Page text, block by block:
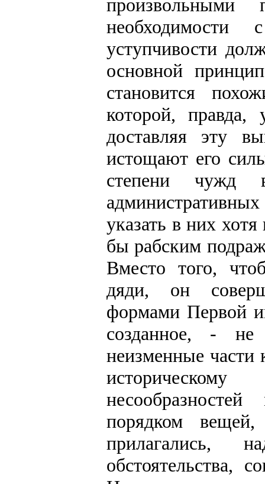
произвольными
уступчивости
основной
становится
которой,
доставляя эту
истощают его
степени чужд
указать в них
бы рабским
Вместо того,
дяди, он
формами Первой
созданное, - не
неизменные части
порядком
прилагались,
обстоятельства,